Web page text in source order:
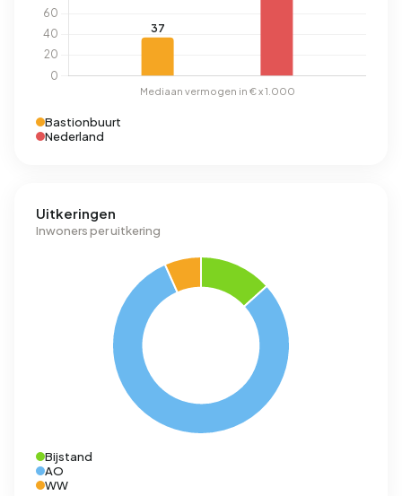
Bastionbuurt
Nederland
Uitkeringen
Inwoners per uitkering
Bijstand
AO
WW